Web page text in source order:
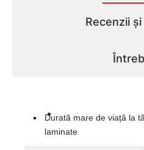
Recenzii
Durată mare de viață la
laminate